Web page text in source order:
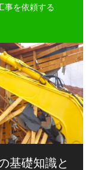
基礎知識と